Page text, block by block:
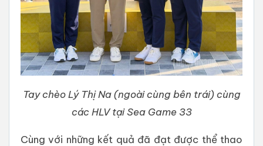
Tay chèo Lý Thị Na (ngoài cùng bên trái) cùng
các HLV tại Sea Game 33
Cùng với những kết quả đã đạt được thể thao